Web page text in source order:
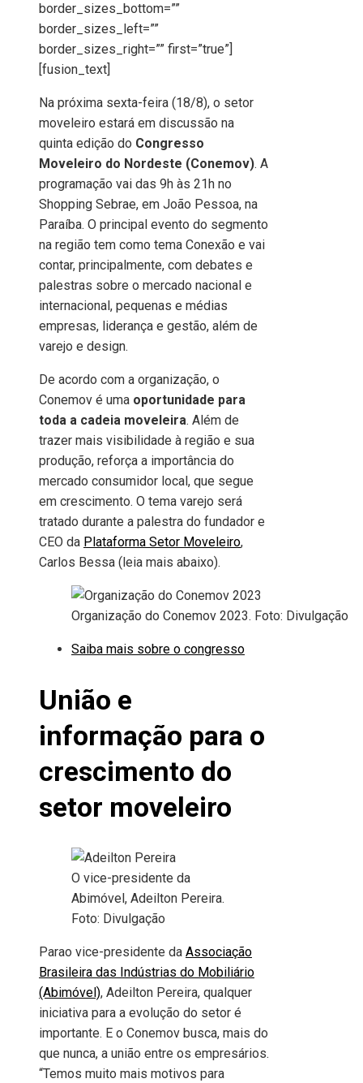
border_sizes_bottom=””
border_sizes_left=””
border_sizes_right=”” first=”true”]
[fusion_text]
Na próxima sexta-feira (18/8), o setor
moveleiro estará em discussão na
quinta edição do Congresso
Moveleiro do Nordeste (Conemov). A
programação vai das 9h às 21h no
Shopping Sebrae, em João Pessoa, na
Paraíba. O principal evento do segmento
na região tem como tema Conexão e vai
contar, principalmente, com debates e
palestras sobre o mercado nacional e
internacional, pequenas e médias
empresas, liderança e gestão, além de
varejo e design.
De acordo com a organização, o
Conemov é uma oportunidade para
toda a cadeia moveleira. Além de
trazer mais visibilidade à região e sua
produção, reforça a importância do
mercado consumidor local, que segue
em crescimento. O tema varejo será
tratado durante a palestra do fundador e
CEO da Plataforma Setor Moveleiro,
Carlos Bessa (leia mais abaixo).
Organização do Conemov 2023. Foto: Divulgação
Saiba mais sobre o congresso
União e
informação para o
crescimento do
setor moveleiro
O vice-presidente da
Abimóvel, Adeilton Pereira.
Foto: Divulgação
Parao vice-presidente da Associação
Brasileira das Indústrias do Mobiliário
(Abimóvel), Adeilton Pereira, qualquer
iniciativa para a evolução do setor é
importante. E o Conemov busca, mais do
que nunca, a união entre os empresários.
“Temos muito mais motivos para